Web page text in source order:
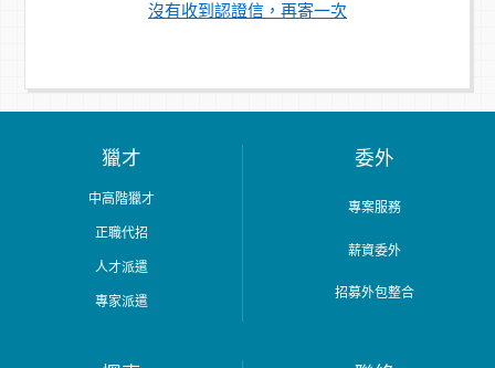
沒有收到認證信，再寄一次
獵才
中高階獵才
正職代招
人才派遣
專家派遣
委外
專案服務
薪資委外
招募外包整合